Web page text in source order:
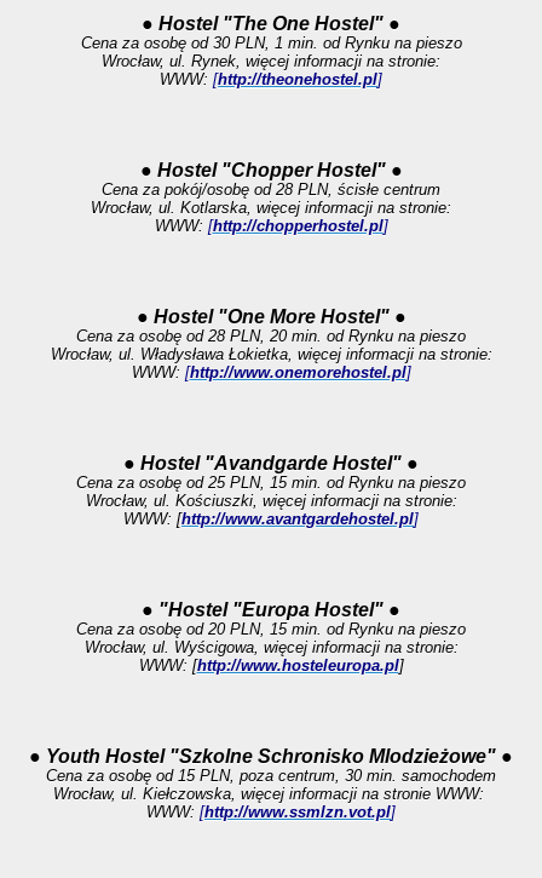
● Hostel "The One Hostel" ●
Cena za osobę od 30 PLN, 1 min. od Rynku na pieszo
Wrocław, ul. Rynek, więcej informacji na stronie:
WWW: [http://theonehostel.pl]
● Hostel "Chopper Hostel" ●
Cena za pokój/osobę od 28 PLN, ścisłe centrum
Wrocław, ul. Kotlarska, więcej informacji na stronie:
WWW: [http://chopperhostel.pl]
● Hostel "One More Hostel" ●
Cena za osobę od 28 PLN, 20 min. od Rynku na pieszo
Wrocław, ul. Władysława Łokietka, więcej informacji na stronie:
WWW: [http://www.onemorehostel.pl]
● Hostel "Avandgarde Hostel" ●
Cena za osobę od 25 PLN, 15 min. od Rynku na pieszo
Wrocław, ul. Kościuszki, więcej informacji na stronie:
WWW: [http://www.avantgardehostel.pl]
● "Hostel "Europa Hostel" ●
Cena za osobę od 20 PLN, 15 min. od Rynku na pieszo
Wrocław, ul. Wyścigowa, więcej informacji na stronie:
WWW: [http://www.hosteleuropa.pl]
● Youth Hostel "Szkolne Schronisko Mlodzieżowe" ●
Cena za osobę od 15 PLN, poza centrum, 30 min. samochodem
Wrocław, ul. Kiełczowska, więcej informacji na stronie WWW:
WWW: [http://www.ssmlzn.vot.pl]